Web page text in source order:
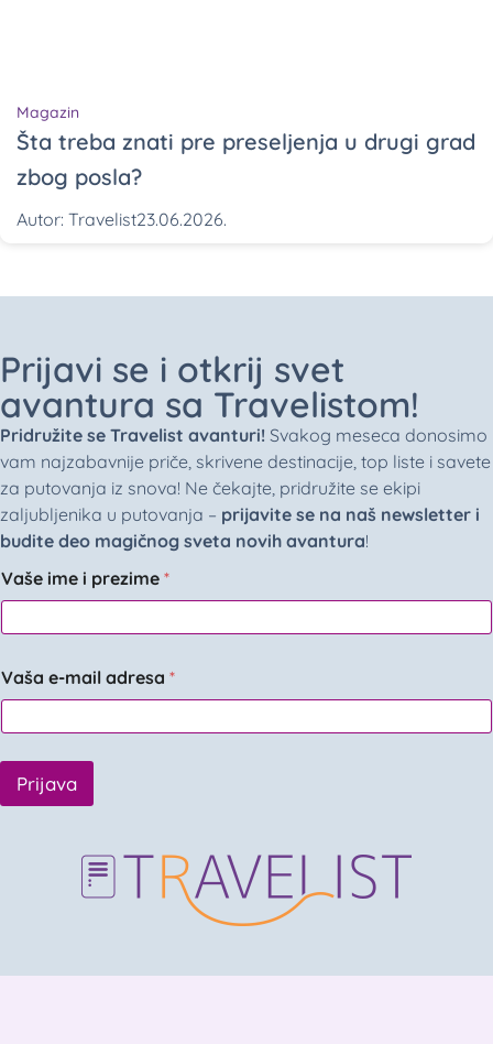
Magazin
Šta treba znati pre preseljenja u drugi grad
zbog posla?
Autor: Travelist23.06.2026.
Prijavi se i otkrij svet
avantura sa Travelistom!
Pridružite se Travelist avanturi! Svakog meseca donosimo
vam najzabavnije priče, skrivene destinacije, top liste i savete
za putovanja iz snova! Ne čekajte, pridružite se ekipi
zaljubljenika u putovanja – prijavite se na naš newsletter i
budite deo magičnog sveta novih avantura!
Vaše ime i prezime *
Vaša e-mail adresa *
Prijava